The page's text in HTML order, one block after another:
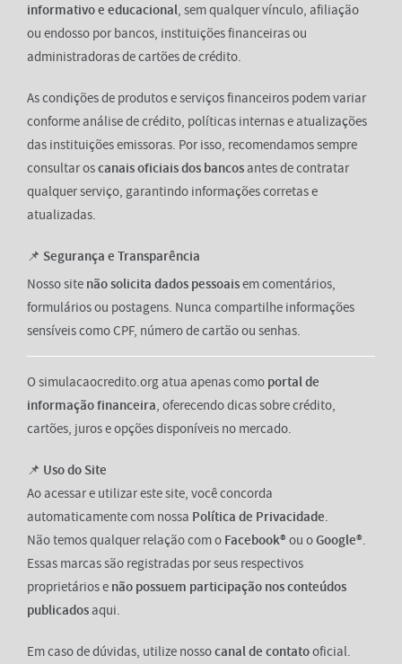
informativo e educacional, sem qualquer vínculo, afiliação
ou endosso por bancos, instituições financeiras ou
administradoras de cartões de crédito.
As condições de produtos e serviços financeiros podem variar
conforme análise de crédito, políticas internas e atualizações
das instituições emissoras. Por isso, recomendamos sempre
consultar oscanais oficiais dos bancosantes de contratar
qualquer serviço, garantindo informações corretas e
atualizadas.
📌 Segurança e Transparência
Nosso site não solicita dados pessoaisem comentários,
formulários ou postagens. Nunca compartilhe informações
sensíveis como CPF, número de cartão ou senhas.
O simulacaocredito.org atua apenas como portal de
informação financeira, oferecendo dicas sobre crédito,
cartões, juros e opções disponíveis no mercado.
📌 Uso do Site
Ao acessar e utilizar este site, você concorda
automaticamente com nossa Política de Privacidade.
Não temos qualquer relação com o Facebook® ou oGoogle®.
Essas marcas são registradas por seus respectivos
proprietários e não possuem participação nos conteúdos
publicadosaqui.
Em caso de dúvidas, utilize nossocanal de contatooficial.